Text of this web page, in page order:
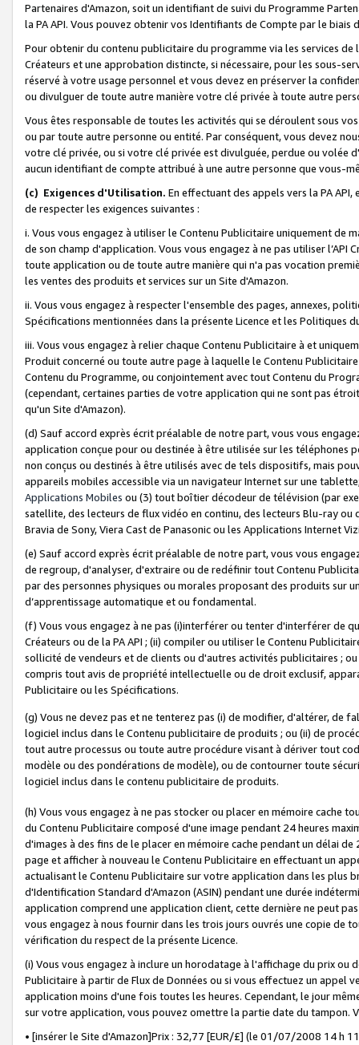
Partenaires d'Amazon, soit un identifiant de suivi du Programme
la PA API. Vous pouvez obtenir vos Identifiants de Compte par le biais
Pour obtenir du contenu publicitaire du programme via les services
Créateurs et une approbation distincte, si nécessaire, pour les sous-
réservé à votre usage personnel et vous devez en préserver la
ou divulguer de toute autre manière votre clé privée à toute autre
Vous êtes responsable de toutes les activités qui se déroulent sous
ou par toute autre personne ou entité. Par conséquent, vous devez
votre clé privée, ou si votre clé privée est divulguée, perdue ou volée
aucun identifiant de compte attribué à une autre personne que vous-
(c) Exigences d'Utilisation. En effectuant des appels vers la PA
de respecter les exigences suivantes :
i. Vous vous engagez à utiliser le Contenu Publicitaire uniquement de
de son champ d'application. Vous vous engagez à ne pas utiliser l’API
toute application ou de toute autre manière qui n'a pas vocation
les ventes des produits et services sur un Site d'Amazon.
ii. Vous vous engagez à respecter l'ensemble des pages, annexes,
Spécifications mentionnées dans la présente Licence et les Politiques
iii. Vous vous engagez à relier chaque Contenu Publicitaire à et
Produit concerné ou toute autre page à laquelle le Contenu
Contenu du Programme, ou conjointement avec tout Contenu du
(cependant, certaines parties de votre application qui ne sont pas
qu'un Site d'Amazon).
(d) Sauf accord exprès écrit préalable de notre part, vous vous
application conçue pour ou destinée à être utilisée sur les téléphones
non conçus ou destinés à être utilisés avec de tels dispositifs, mais
appareils mobiles accessible via un navigateur Internet sur une
Applications Mobiles ou (3) tout boîtier décodeur de télévision (par
satellite, des lecteurs de flux vidéo en continu, des lecteurs Blu-ray
Bravia de Sony, Viera Cast de Panasonic ou les Applications Internet
(e) Sauf accord exprès écrit préalable de notre part, vous vous
de regroup, d'analyser, d'extraire ou de redéfinir tout Contenu
par des personnes physiques ou morales proposant des produits sur
d’apprentissage automatique et ou fondamental.
(f) Vous vous engagez à ne pas (i)interférer ou tenter d'interférer de
Créateurs ou de la PA API ; (ii) compiler ou utiliser le Contenu
sollicité de vendeurs et de clients ou d'autres activités publicitaires ;
compris tout avis de propriété intellectuelle ou de droit exclusif,
Publicitaire ou les Spécifications.
(g) Vous ne devez pas et ne tenterez pas (i) de modifier, d'altérer, de
logiciel inclus dans le Contenu publicitaire de produits ; ou (ii) de
tout autre processus ou toute autre procédure visant à dériver tout
modèle ou des pondérations de modèle), ou de contourner toute
logiciel inclus dans le contenu publicitaire de produits.
(h) Vous vous engagez à ne pas stocker ou placer en mémoire cache
du Contenu Publicitaire composé d'une image pendant 24 heures
d'images à des fins de le placer en mémoire cache pendant un délai
page et afficher à nouveau le Contenu Publicitaire en effectuant un
actualisant le Contenu Publicitaire sur votre application dans les plus
d'Identification Standard d'Amazon (ASIN) pendant une durée
application comprend une application client, cette dernière ne peut
vous engagez à nous fournir dans les trois jours ouvrés une copie de
vérification du respect de la présente Licence.
(i) Vous vous engagez à inclure un horodatage à l'affichage du prix
Publicitaire à partir de Flux de Données ou si vous effectuez un appel
application moins d'une fois toutes les heures. Cependant, le jour
sur votre application, vous pouvez omettre la partie date du tampon.
• [insérer le Site d'Amazon]Prix : 32,77 [EUR/£] (le 01/07/2008 14 h